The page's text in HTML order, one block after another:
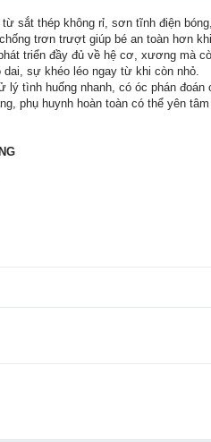
sắt thép không rỉ, sơn tĩnh điện
trơn trượt giúp bé an toàn hơn
triển đầy đủ về hệ cơ, xương mà
sự khéo léo ngay từ khi còn nhỏ.
lý tình huống nhanh, có óc phán
phụ huynh hoàn toàn có thể yên